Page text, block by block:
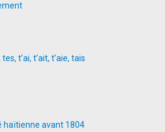
tes, t’ai, t’ait, t’aie, tais
haïtienne avant 1804